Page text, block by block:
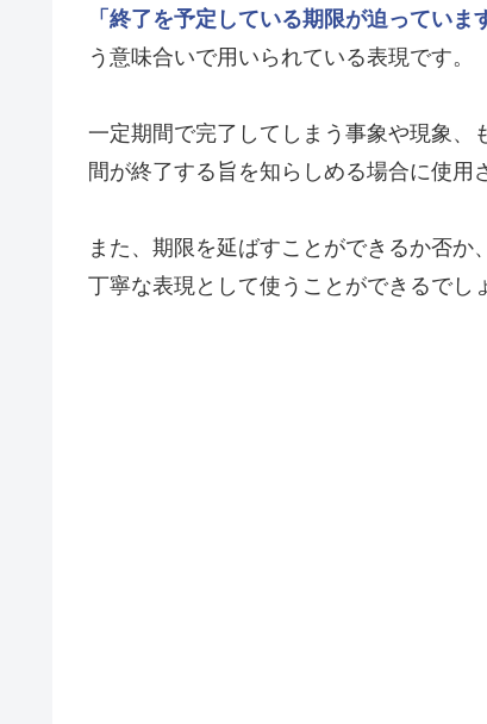
「終了を予定している期限が迫っていま
う意味合いで用いられている表現です。
一定期間で完了してしまう事象や現象、
間が終了する旨を知らしめる場合に使用
また、期限を延ばすことができるか否
丁寧な表現として使うことができるでし